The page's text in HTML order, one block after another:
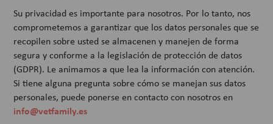
Su privacidad es importante para nosotros. Por lo tanto, nos
comprometemos a garantizar que los datos personales que se
recopilen sobre usted se almacenen y manejen de forma
segura y conforme a la legislación de protección de datos
(GDPR). Le animamos a que lea la información con atención.
Si tiene alguna pregunta sobre cómo se manejan sus datos
personales, puede ponerse en contacto con nosotros en
info@vetfamily.es